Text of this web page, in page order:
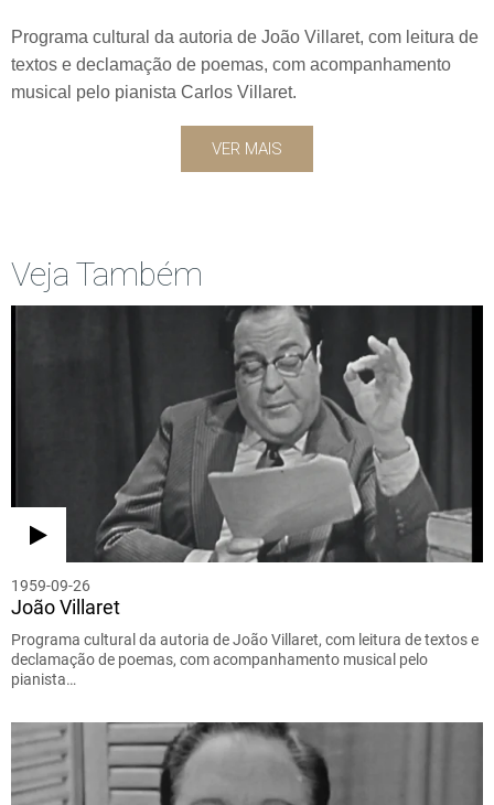
Programa cultural da autoria de João Villaret, com leitura de
textos e declamação de poemas, com acompanhamento
musical pelo pianista Carlos Villaret.
VER MAIS
Veja Também
1959-09-26
João Villaret
Programa cultural da autoria de João Villaret, com leitura de textos e
declamação de poemas, com acompanhamento musical pelo
pianista…